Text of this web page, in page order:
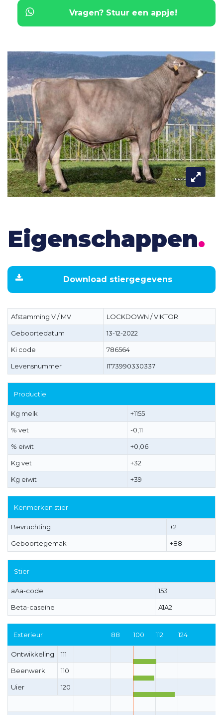
Eigenschappen.
Download stiergegevens
Afstamming V / MV LOCKDOWN / VIKTOR
Geboortedatum 13-12-2022
Ki code 786564
Levensnummer IT73990330337
Productie
Kg melk +1155
% vet -0,11
% eiwit +0,06
Kg vet +32
Kg eiwit +39
Kenmerken stier
Bevruchting +2
Geboortegemak +88
Stier
aAa-code 153
Beta-caseïne A1A2
Exterieur 88 100 112 124
Ontwikkeling 111
Beenwerk 110
Uier 120
Vragen? Stuur een appje!